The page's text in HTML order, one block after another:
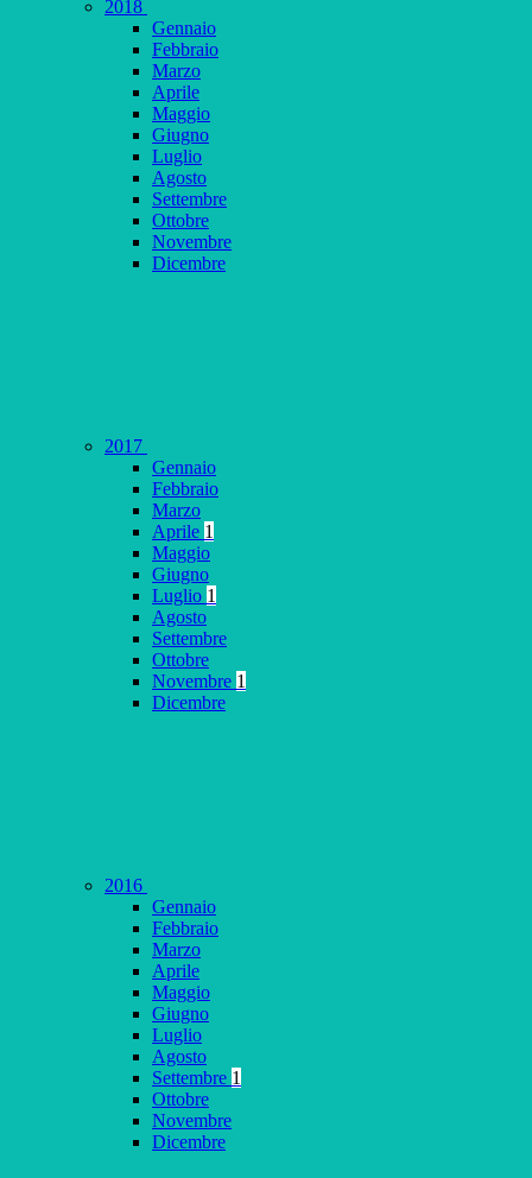
2018
Gennaio
Febbraio
Marzo
Aprile
Maggio
Giugno
Luglio
Agosto
Settembre
Ottobre
Novembre
Dicembre
2017
Gennaio
Febbraio
Marzo
Aprile 1
Maggio
Giugno
Luglio 1
Agosto
Settembre
Ottobre
Novembre 1
Dicembre
2016
Gennaio
Febbraio
Marzo
Aprile
Maggio
Giugno
Luglio
Agosto
Settembre 1
Ottobre
Novembre
Dicembre